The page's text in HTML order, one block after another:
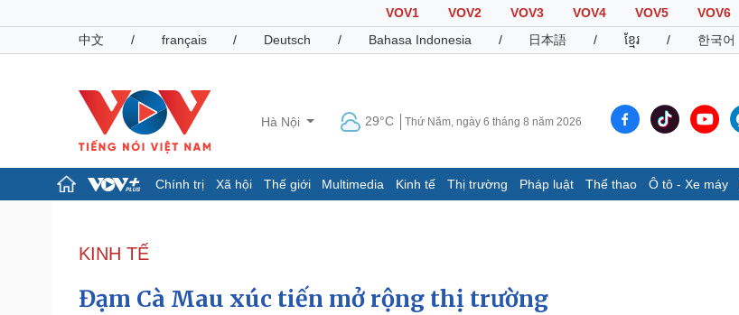
VOV1 VOV2 VOV3 VOV4 VOV5 VOV6
中文
/ français / Deutsch / Bahasa Indonesia / 日本語 / ខ្មែរ / 한국어
Hà Nội 29°C Thứ Năm, ngày 6 tháng 8 năm 2026
Chính trị Xã hội Thế giới Multimedia Kinh tế Thị trường Pháp luật Thể thao Ô tô - Xe máy
Đảng
Tổ chức nhân sự
Nhận diện sự thật
Giáo dục
Dấu ấn VOV
KINH TẾ
Đạm Cà Mau xúc tiến mở rộng thị trường